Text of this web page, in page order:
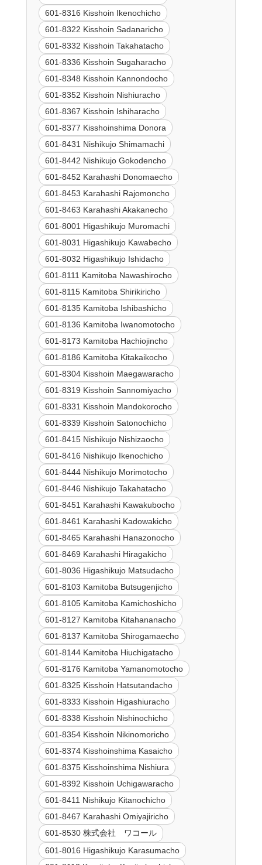
601-8316 Kisshoin Ikenochicho
601-8322 Kisshoin Sadanaricho
601-8332 Kisshoin Takahatacho
601-8336 Kisshoin Sugaharacho
601-8348 Kisshoin Kannondocho
601-8352 Kisshoin Nishiuracho
601-8367 Kisshoin Ishiharacho
601-8377 Kisshoinshima Donora
601-8431 Nishikujo Shimamachi
601-8442 Nishikujo Gokodencho
601-8452 Karahashi Donomaecho
601-8453 Karahashi Rajomoncho
601-8463 Karahashi Akakanecho
601-8001 Higashikujo Muromachi
601-8031 Higashikujo Kawabecho
601-8032 Higashikujo Ishidacho
601-8111 Kamitoba Nawashirocho
601-8115 Kamitoba Shirikiricho
601-8135 Kamitoba Ishibashicho
601-8136 Kamitoba Iwanomotocho
601-8173 Kamitoba Hachiojincho
601-8186 Kamitoba Kitakaikocho
601-8304 Kisshoin Maegawaracho
601-8319 Kisshoin Sannomiyacho
601-8331 Kisshoin Mandokorocho
601-8339 Kisshoin Satonochicho
601-8415 Nishikujo Nishizaocho
601-8416 Nishikujo Ikenochicho
601-8444 Nishikujo Morimotocho
601-8446 Nishikujo Takahatacho
601-8451 Karahashi Kawakubocho
601-8461 Karahashi Kadowakicho
601-8465 Karahashi Hanazonocho
601-8469 Karahashi Hiragakicho
601-8036 Higashikujo Matsudacho
601-8103 Kamitoba Butsugenjicho
601-8105 Kamitoba Kamichoshicho
601-8127 Kamitoba Kitahananacho
601-8137 Kamitoba Shirogamaecho
601-8144 Kamitoba Hiuchigatacho
601-8176 Kamitoba Yamanomotocho
601-8325 Kisshoin Hatsutandacho
601-8333 Kisshoin Higashiuracho
601-8338 Kisshoin Nishinochicho
601-8354 Kisshoin Nikinomoricho
601-8374 Kisshoinshima Kasaicho
601-8375 Kisshoinshima Nishiura
601-8392 Kisshoin Uchigawaracho
601-8411 Nishikujo Kitanochicho
601-8467 Karahashi Omiyajiricho
601-8530 株式会社 ワコール
601-8016 Higashikujo Karasumacho